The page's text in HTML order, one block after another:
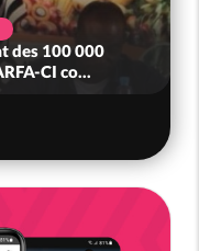
des 100 000
CI co...